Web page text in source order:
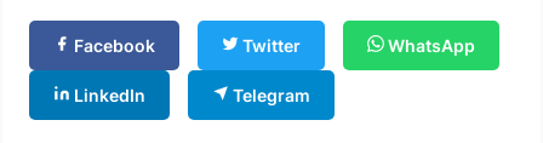
Facebook Twitter WhatsApp
LinkedIn Telegram